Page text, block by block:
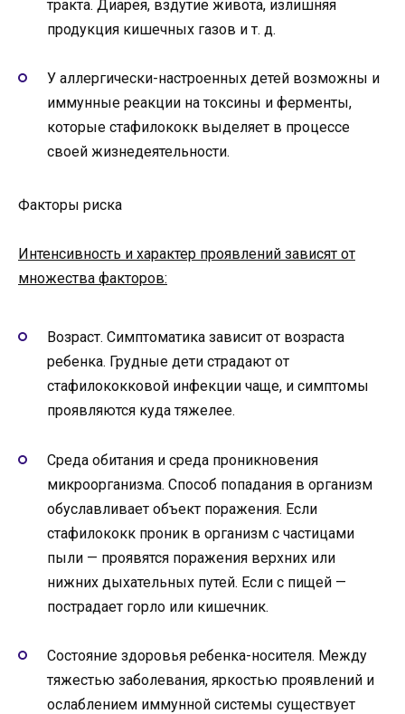
тракта. Диарея, вздутие живота, излишняя
продукция кишечных газов и т. д.
У аллергически-настроенных детей возможны и
иммунные реакции на токсины и ферменты,
которые стафилококк выделяет в процессе
своей жизнедеятельности.
Факторы риска
Интенсивность и характер проявлений зависят от
множества факторов:
Возраст. Симптоматика зависит от возраста
ребенка. Грудные дети страдают от
стафилококковой инфекции чаще, и симптомы
проявляются куда тяжелее.
Среда обитания и среда проникновения
микроорганизма. Способ попадания в организм
обуславливает объект поражения. Если
стафилококк проник в организм с частицами
пыли — проявятся поражения верхних или
нижних дыхательных путей. Если с пищей —
пострадает горло или кишечник.
Состояние здоровья ребенка-носителя. Между
тяжестью заболевания, яркостью проявлений и
ослаблением иммунной системы существует